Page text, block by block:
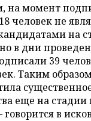
на момент
человек не
на
в дни
39
Таким
еще на
говорится в